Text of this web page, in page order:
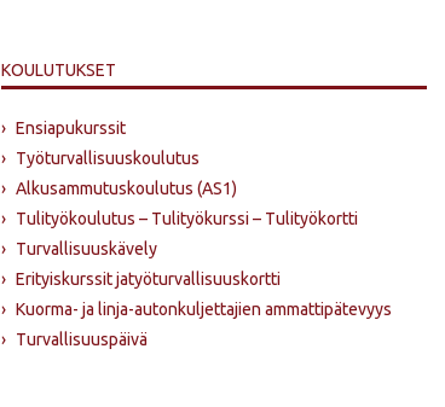
KOULUTUKSET
› Ensiapukurssit
› Työturvallisuuskoulutus
› Alkusammutus­koulutus (AS1)
› Tulityökoulutus – Tulityökurssi – Tulityökortti
› Turvallisuuskävely
› Erityiskurssit jatyöturvallisuuskortti
› Kuorma- ja linja-autonkuljettajien ammattipätevyys
› Turvallisuuspäivä